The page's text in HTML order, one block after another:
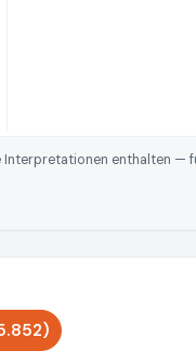
enthalten —